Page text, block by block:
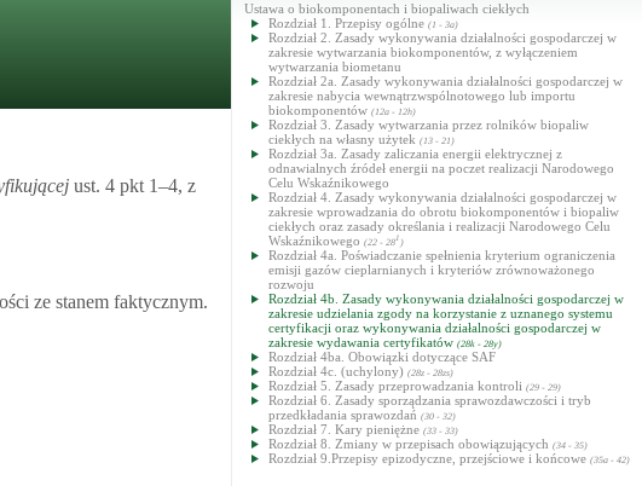
ust. 4 pkt 1–4, z
ze stanem faktycznym.
Ustawa o biokomponentach i biopaliwach ciekłych
Rozdział 1. Przepisy ogólne (1 - 3a)
Rozdział 2. Zasady wykonywania działalności gospodarczej w
zakresie wytwarzania biokomponentów, z wyłączeniem
wytwarzania biometanu
Rozdział 2a. Zasady wykonywania działalności gospodarczej w
zakresie nabycia wewnątrzwspólnotowego lub importu
biokomponentów (12a - 12h)
Rozdział 3. Zasady wytwarzania przez rolników biopaliw
ciekłych na własny użytek (13 - 21)
Rozdział 3a. Zasady zaliczania energii elektrycznej z
odnawialnych źródeł energii na poczet realizacji Narodowego
Celu Wskaźnikowego
Rozdział 4. Zasady wykonywania działalności gospodarczej w
zakresie wprowadzania do obrotu biokomponentów i biopaliw
ciekłych oraz zasady określania i realizacji Narodowego Celu
Wskaźnikowego (22 - 281 )
Rozdział 4a. Poświadczanie spełnienia kryterium ograniczenia
emisji gazów cieplarnianych i kryteriów zrównoważonego
rozwoju
Rozdział 4b. Zasady wykonywania działalności gospodarczej w
zakresie udzielania zgody na korzystanie z uznanego systemu
certyfikacji oraz wykonywania działalności gospodarczej w
zakresie wydawania certyfikatów (28k - 28y)
Rozdział 4ba. Obowiązki dotyczące SAF
Rozdział 4c. (uchylony) (28z - 28zs)
Rozdział 5. Zasady przeprowadzania kontroli (29 - 29)
Rozdział 6. Zasady sporządzania sprawozdawczości i tryb
przedkładania sprawozdań (30 - 32)
Rozdział 7. Kary pieniężne (33 - 33)
Rozdział 8. Zmiany w przepisach obowiązujących (34 - 35)
Rozdział 9.Przepisy epizodyczne, przejściowe i końcowe (35a - 42)